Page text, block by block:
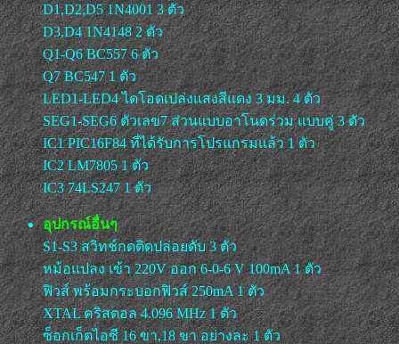
D1,D2,D5 1N4001 3 ตัว
D3,D4 1N4148 2 ตัว
Q1-Q6 BC557 6 ตัว
Q7 BC547 1 ตัว
LED1-LED4 ไดโอดเปล่งแสงสีแดง 3 มม. 4 ตัว
SEG1-SEG6 ตัวเลข7 ส่วนแบบอาโนดร่วม แบบคู่ 3 ตัว
IC1 PIC16F84 ที่ได้รับการโปรแกรมแล้ว 1 ตัว
IC2 LM7805 1 ตัว
IC3 74LS247 1 ตัว
อุปกรณ์อื่นๆ
S1-S3 สวิทช์กดติดปล่อยดับ 3 ตัว
หม้อแปลง เข้า 220V ออก 6-0-6 V 100mA 1 ตัว
ฟิวส์ พร้อมกระบอกฟิวส์ 250mA 1 ตัว
XTAL คริสตอล 4.096 MHz 1 ตัว
ซ็อกเก็ตไอซี 16 ขา,18 ขา อย่างละ 1 ตัว